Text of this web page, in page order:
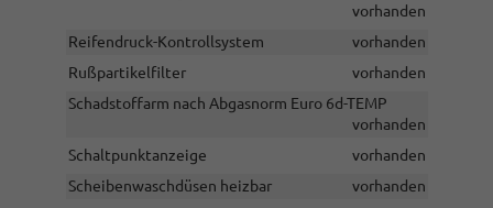
vorhanden
Reifendruck-Kontrollsystem
vorhanden
Rußpartikelfilter
vorhanden
Schadstoffarm nach Abgasnorm Euro 6d-TEMP
vorhanden
Schaltpunktanzeige
vorhanden
Scheibenwaschdüsen heizbar
vorhanden